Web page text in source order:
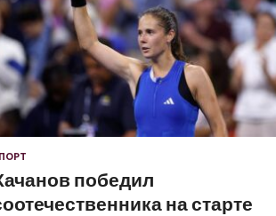
победил
на старте